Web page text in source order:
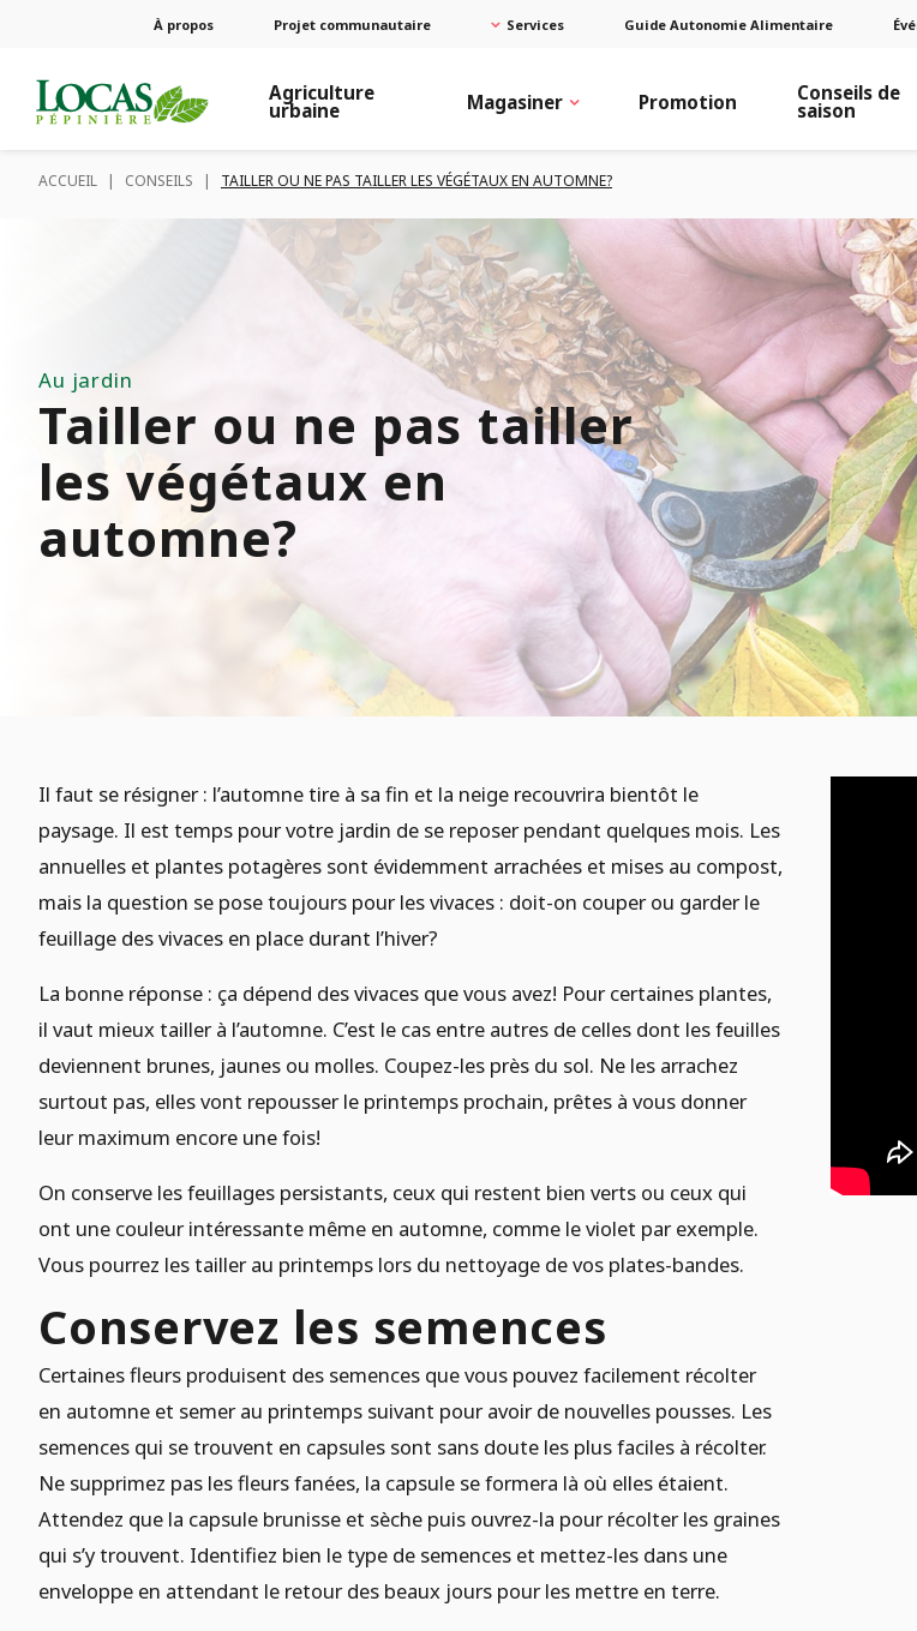
À propos Projet communautaire Services Guide Autonomie Alimentaire
Agriculture
urbaine Magasiner Promotion Conseils de
saison
ACCUEIL | CONSEILS | TAILLER OU NE PAS TAILLER LES VÉGÉTAUX EN AUTOMNE?
Au jardin
Tailler ou ne pas tailler
les végétaux en
automne?
Il faut se résigner : l’automne tire à sa fin et la neige recouvrira bientôt le
paysage. Il est temps pour votre jardin de se reposer pendant quelques mois. Les
annuelles et plantes potagères sont évidemment arrachées et mises au compost,
mais la question se pose toujours pour les vivaces : doit-on couper ou garder le
feuillage des vivaces en place durant l’hiver?
La bonne réponse : ça dépend des vivaces que vous avez! Pour certaines plantes,
il vaut mieux tailler à l’automne. C’est le cas entre autres de celles dont les feuilles
deviennent brunes, jaunes ou molles. Coupez-les près du sol. Ne les arrachez
surtout pas, elles vont repousser le printemps prochain, prêtes à vous donner
leur maximum encore une fois!
On conserve les feuillages persistants, ceux qui restent bien verts ou ceux qui
ont une couleur intéressante même en automne, comme le violet par exemple.
Vous pourrez les tailler au printemps lors du nettoyage de vos plates-bandes.
Conservez les semences
Certaines fleurs produisent des semences que vous pouvez facilement récolter
en automne et semer au printemps suivant pour avoir de nouvelles pousses. Les
semences qui se trouvent en capsules sont sans doute les plus faciles à récolter.
Ne supprimez pas les fleurs fanées, la capsule se formera là où elles étaient.
Attendez que la capsule brunisse et sèche puis ouvrez-la pour récolter les graines
qui s’y trouvent. Identifiez bien le type de semences et mettez-les dans une
enveloppe en attendant le retour des beaux jours pour les mettre en terre.